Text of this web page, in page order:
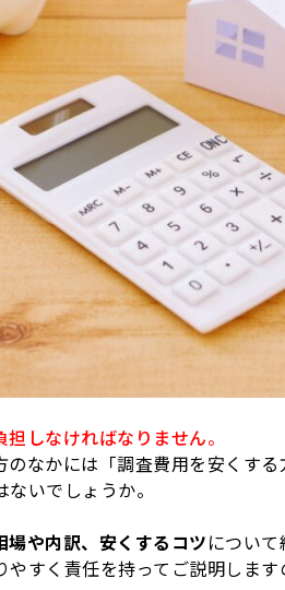
しなければなりません。
なかには「調査費用を安くす
いでしょうか。
場や内訳、安くするコツについ
すく責任を持ってご説明します